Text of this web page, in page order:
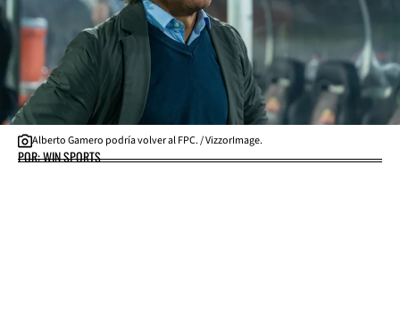
Alberto Gamero podría volver al FPC. / VizzorImage.
POR: WIN SPORTS